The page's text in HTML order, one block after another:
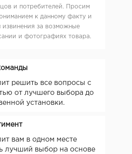
и потребителей. Просим
к данному факту и
извинения за возможные
и фотографиях товара.
решить все вопросы с
от лучшего выбора до
установки.
вам в одном месте
лучший выбор на основе